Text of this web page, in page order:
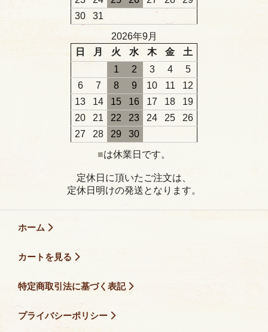
30
31
2026年9月
日
月 火 水 木 金
土
1
2 3 4
5
6
7 8 9 10 11
12
13
14 15 16 17 18
19
20
21 22 23 24 25
26
27
28 29
30
■は休業日です。
定休日に頂いたご注文は、
定休日明けの発送となります。
ホーム
カートを見る
特定商取引法に基づく表記
プライバシーポリシー